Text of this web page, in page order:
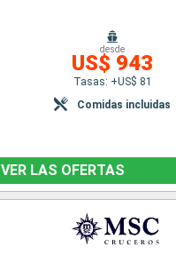
desde
US$ 943
Tasas: +US$ 81
Comidas incluidas
VER LAS OFERTAS